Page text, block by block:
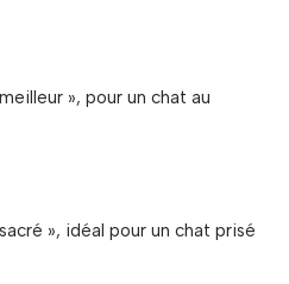
», pour un chat au
», idéal pour un chat prisé